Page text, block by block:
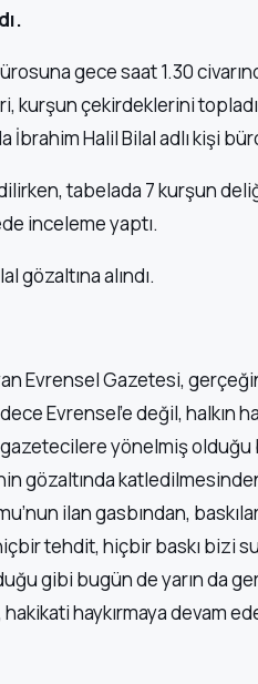
gece saat 1.30
çekirdeklerini topladı.
İbrahim Halil Bilal adlı kişi
tabelada 7 kurşun
inceleme yaptı.
gözaltına alındı.
Evrensel Gazetesi,
Evrensel’e değil, halkın
yönelmiş olduğu
gözaltında
ilan gasbından,
tehdit, hiçbir baskı bizi
gibi bugün de yarın da
haykırmaya devam